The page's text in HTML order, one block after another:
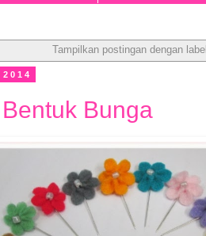
Tampilkan postingan dengan label
Bunga